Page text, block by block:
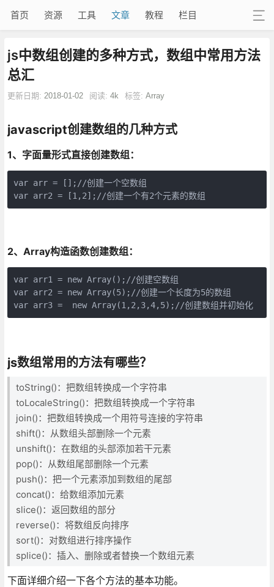
首页 资源 工具 文章 教程 栏目
js中数组创建的多种方式，数组中常用方法
总汇
更新日期: 2018-01-02 阅读: 4k 标签: Array
javascript创建数组的几种方式
1、字面量形式直接创建数组：
var arr = [];//创建一个空数组
var arr2 = [1,2];//创建一个有2个元素的数组
2、Array构造函数创建数组：
var arr1 = new Array();//创建空数组
var arr2 = new Array(5);//创建一个长度为5的数组
var arr3 =  new Array(1,2,3,4,5);//创建数组并初始化
js数组常用的方法有哪些？
toString()：把数组转换成一个字符串
toLocaleString()：把数组转换成一个字符串
join()：把数组转换成一个用符号连接的字符串
shift()：从数组头部删除一个元素
unshift()：在数组的头部添加若干元素
pop()：从数组尾部删除一个元素
push()：把一个元素添加到数组的尾部
concat()：给数组添加元素
slice()：返回数组的部分
reverse()：将数组反向排序
sort()：对数组进行排序操作
splice()：插入、删除或者替换一个数组元素
下面详细介绍一下各个方法的基本功能。